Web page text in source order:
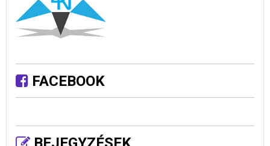
FACEBOOK